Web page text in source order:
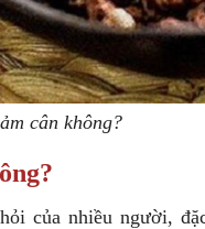
cân không?
của nhiều người,